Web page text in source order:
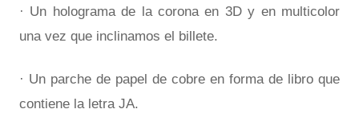
· Un holograma de la corona en 3D y en multicolor
una vez que inclinamos el billete.
· Un parche de papel de cobre en forma de libro que
contiene la letra JA.